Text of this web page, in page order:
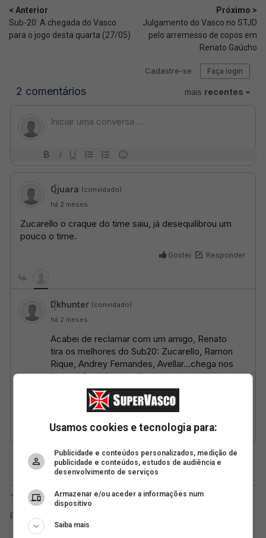
< Anterior
Sub-20: A chegada do Vasco
para o jogo desta quarta (27/05)
Próximo >
Julgamento do Vasco no STJD
pelo arremesso de copos em
Renato Gaúcho
Usamos cookies e tecnologia para:
Publicidade e conteúdos personalizados, medição de
publicidade e conteúdos, estudos de audiência e
desenvolvimento de serviços
Armazenar e/ou aceder a informações num
dispositivo
Saiba mais